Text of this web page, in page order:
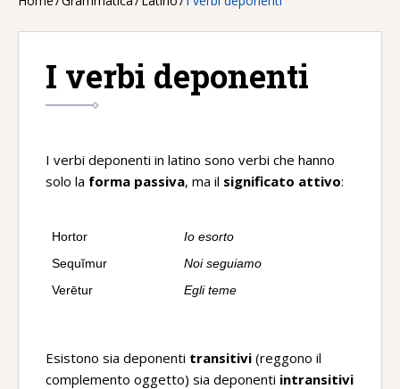
I verbi deponenti
I verbi deponenti in latino sono verbi che hanno
solo la forma passiva, ma il significato attivo:
Hortor
Io esorto
Sequĭmur
Noi seguiamo
Verētur
Egli teme
Esistono sia deponenti transitivi (reggono il
complemento oggetto) sia deponenti intransitivi